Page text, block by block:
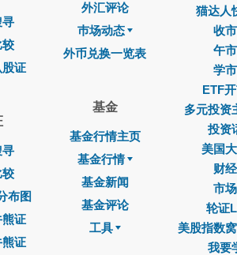
股证
布图
熊证
熊证
外汇评论
巿场动态
外币兑换一览表
基金
基金行情主页
基金行情
基金新闻
基金评论
工具
猫达人
收
午
学
ETF
多元投资
投资
美国
财
市
轮证
美股指数
我要